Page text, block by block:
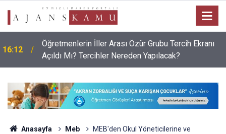
16:12
Öğretmenlerin İller Arası Özür Grubu Tercih Ekranı
Açıldı Mı? Tercihler Nereden Yapılacak?
Anasayfa Meb
MEB'den Okul Yöneticilerine ve